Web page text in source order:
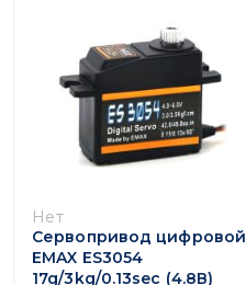
Нет
Сервопривод цифровой
EMAX ES3054
17g/3kg/0.13sec (4.8В)